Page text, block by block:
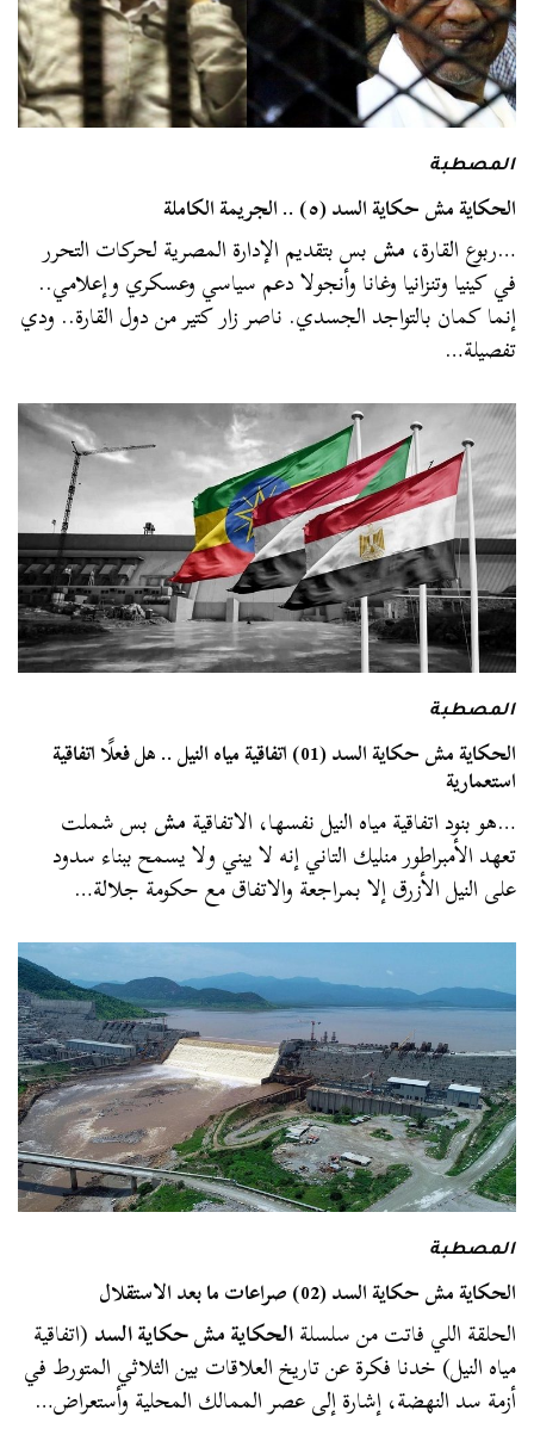
المصطبة
الحكاية مش حكاية السد (٥) .. الجريمة الكاملة
…ربوع القارة، مشبس بتقديم الإدارة المصرية لحركات التحرر
في كينيا وتنزانيا وغانا وأنجولا دعم سياسي وعسكري وإعلامي..
إنما كمان بالتواجد الجسدي. ناصر زار كتير من دول القارة.. ودي
تفصيلة…
المصطبة
الحكاية مش حكاية السد (01) اتفاقية مياه النيل .. هل فعلًا اتفاقية
استعمارية
…هو بنود اتفاقية مياه النيل نفسها، الاتفاقيةمشبس شملت
تعهد الأمبراطور منليك التاني إنه لا يبني ولا يسمح ببناء سدود
على النيل الأزرق إلا بمراجعة والاتفاق مع حكومة جلالة…
المصطبة
الحكاية مش حكاية السد (02) صراعات ما بعد الاستقلال
الحلقة اللي فاتت من سلسلةالحكاية مش حكاية السد(اتفاقية
مياه النيل) خدنا فكرة عن تاريخ العلاقات بين الثلاثي المتورط في
أزمة سد النهضة، إشارة إلى عصر الممالك المحلية وأستعراض…